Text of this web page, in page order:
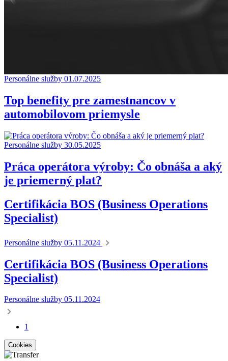
Personálne služby 01.07.2025
Top benefity pre zamestnancov v
automobilovom priemysle
Personálne služby 30.05.2025
Práca operátora výroby: Čo obnáša a aký
je priemerný plat?
Certifikácia BOS (Business Operations
Specialist)
Personálne služby 05.11.2024
Certifikácia BOS (Business Operations
Specialist)
Personálne služby 05.11.2024
1
Cookies